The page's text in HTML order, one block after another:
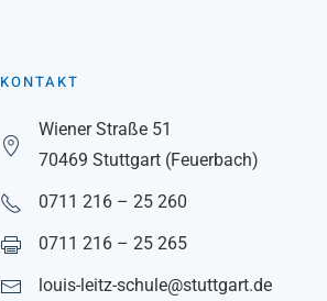
KONTAKT
Wiener Straße 51
70469 Stuttgart (Feuerbach)
0711 216 – 25 260
0711 216 – 25 265
louis-leitz-schule@stuttgart.de